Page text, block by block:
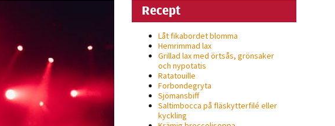
Recept
Låt fikabordet blomma
Hemrimmad lax
Grillad lax med örtsås, grönsaker
och nypotatis
Ratatouille
Forbondegryta
Sjömansbiff
Saltimbocca på fläsk­ytterfilé eller
kyckling